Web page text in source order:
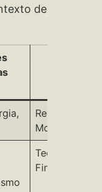
de
Restaurantes,
Moda, Varejo
Tecnologia,
Finanças